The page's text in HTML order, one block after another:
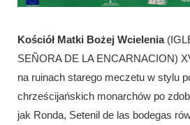
Kościół Matki Bożej Wcielenia
SEÑORA DE LA ENCARNACION)
na ruinach starego meczetu w stylu
chrześcijańskich monarchów po
jak Ronda, Setenil de las bodegas